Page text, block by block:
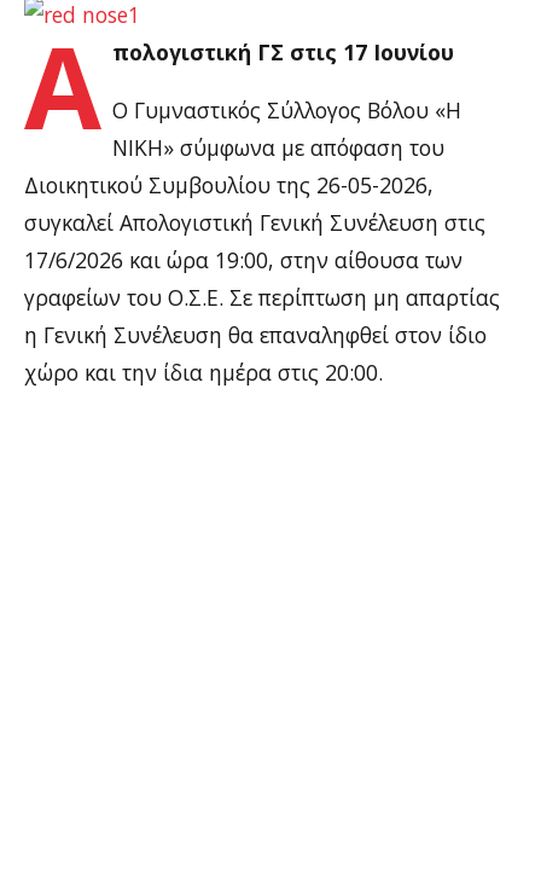
Α πολογιστική ΓΣ στις 17 Ιουνίου
Ο Γυμναστικός Σύλλογος Βόλου «Η
ΝΙΚΗ» σύμφωνα με απόφαση του
Διοικητικού Συμβουλίου της 26-05-2026,
συγκαλεί Απολογιστική Γενική Συνέλευση στις
17/6/2026 και ώρα 19:00, στην αίθουσα των
γραφείων του Ο.Σ.Ε. Σε περίπτωση μη απαρτίας
η Γενική Συνέλευση θα επαναληφθεί στον ίδιο
χώρο και την ίδια ημέρα στις 20:00.